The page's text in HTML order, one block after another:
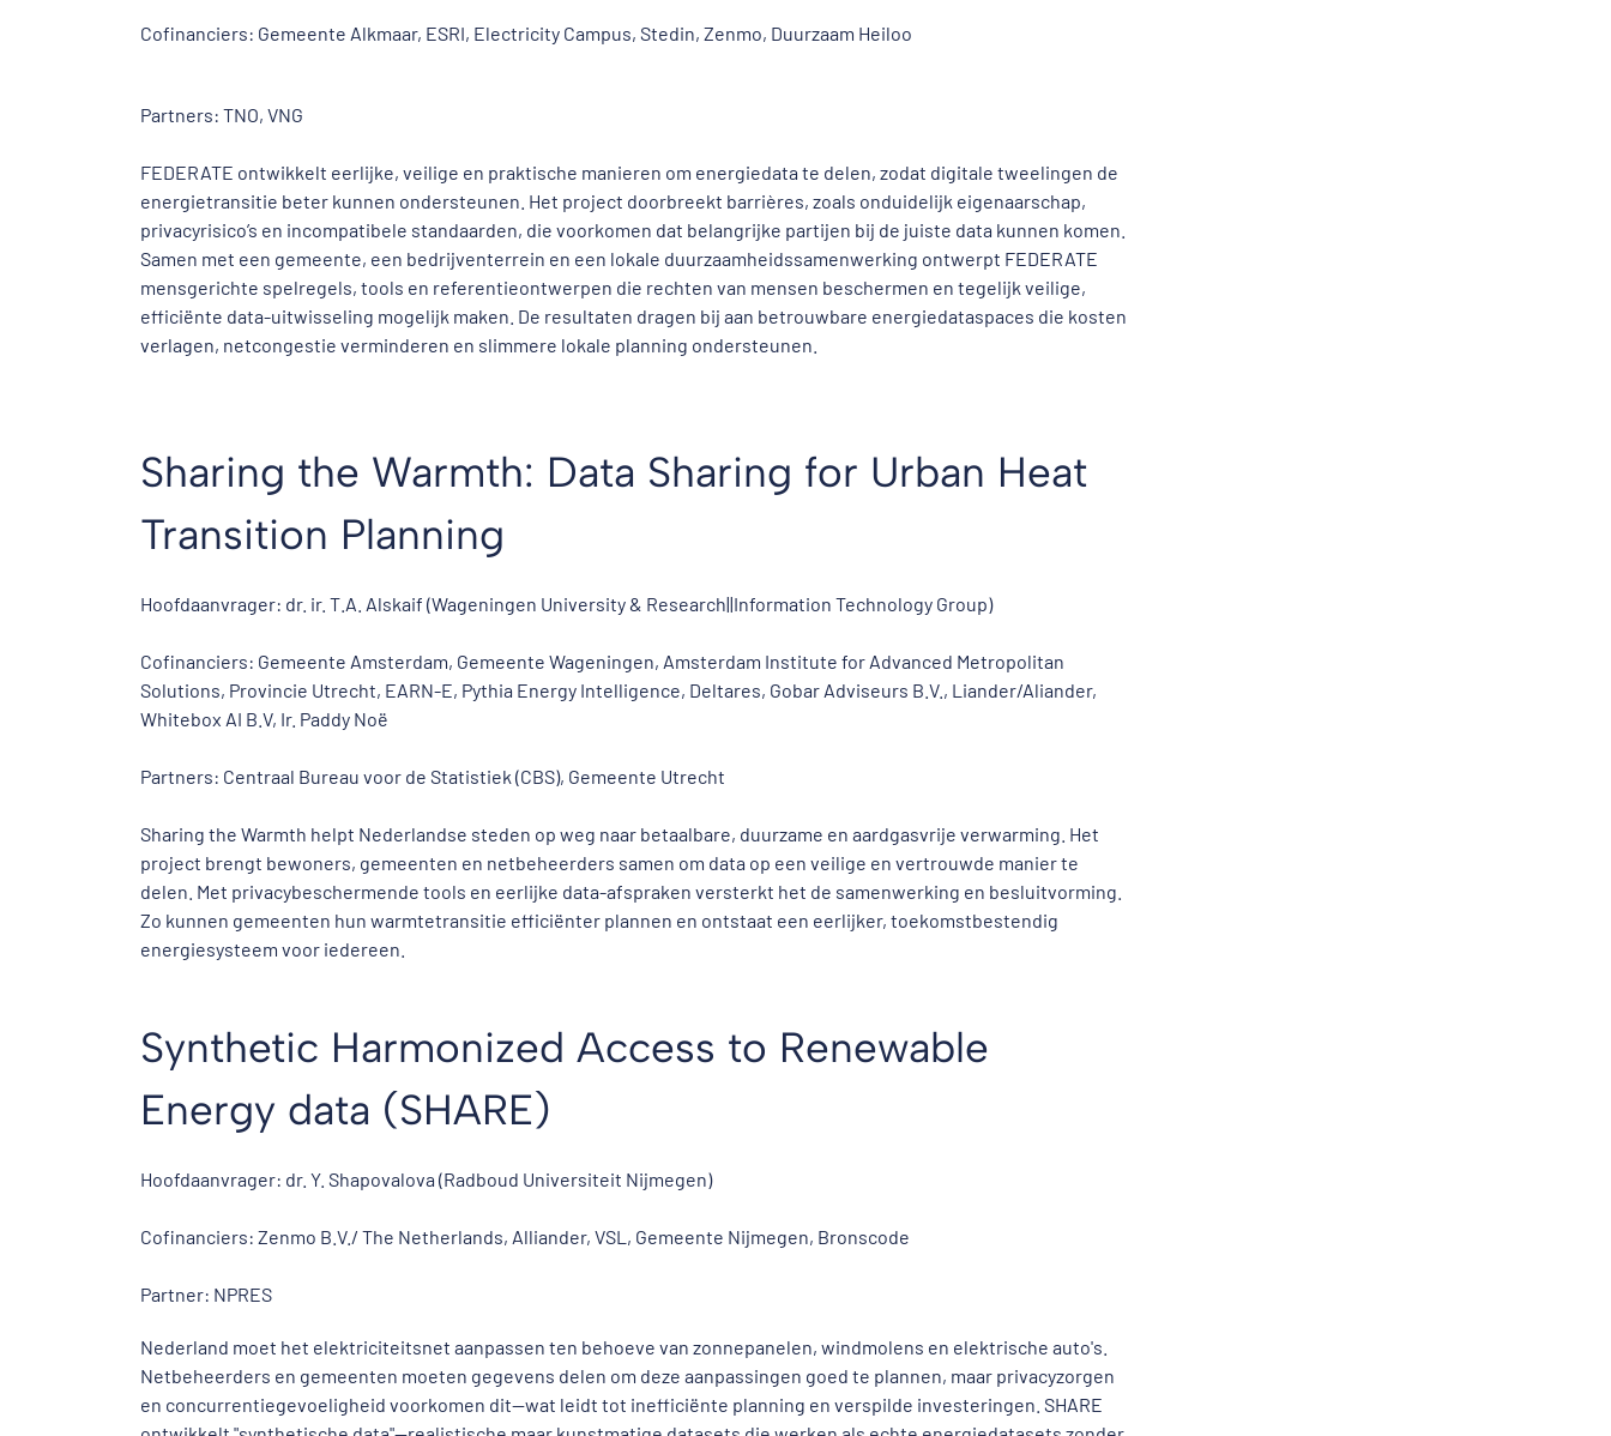
Cofinanciers: Gemeente Alkmaar, ESRI, Electricity Campus, Stedin, Zenmo, Duurzaam Heiloo
Partners: TNO, VNG
FEDERATE ontwikkelt eerlijke, veilige en praktische manieren om energiedata te delen, zodat digitale tweelingen de
energietransitie beter kunnen ondersteunen. Het project doorbreekt barrières, zoals onduidelijk eigenaarschap,
privacyrisico’s en incompatibele standaarden, die voorkomen dat belangrijke partijen bij de juiste data kunnen komen.
Samen met een gemeente, een bedrijventerrein en een lokale duurzaamheidssamenwerking ontwerpt FEDERATE
mensgerichte spelregels, tools en referentieontwerpen die rechten van mensen beschermen en tegelijk veilige,
efficiënte data-uitwisseling mogelijk maken. De resultaten dragen bij aan betrouwbare energiedataspaces die kosten
verlagen, netcongestie verminderen en slimmere lokale planning ondersteunen.
Sharing the Warmth: Data Sharing for Urban Heat
Transition Planning
Hoofdaanvrager: dr. ir. T.A. Alskaif (Wageningen University & Research||Information Technology Group)
Cofinanciers: Gemeente Amsterdam, Gemeente Wageningen, Amsterdam Institute for Advanced Metropolitan
Solutions, Provincie Utrecht, EARN-E, Pythia Energy Intelligence, Deltares, Gobar Adviseurs B.V., Liander/Aliander,
Whitebox AI B.V, Ir. Paddy Noë
Partners: Centraal Bureau voor de Statistiek (CBS), Gemeente Utrecht
Sharing the Warmth helpt Nederlandse steden op weg naar betaalbare, duurzame en aardgasvrije verwarming. Het
project brengt bewoners, gemeenten en netbeheerders samen om data op een veilige en vertrouwde manier te
delen. Met privacybeschermende tools en eerlijke data-afspraken versterkt het de samenwerking en besluitvorming.
Zo kunnen gemeenten hun warmtetransitie efficiënter plannen en ontstaat een eerlijker, toekomstbestendig
energiesysteem voor iedereen.
Synthetic Harmonized Access to Renewable
Energy data (SHARE)
Hoofdaanvrager: dr. Y. Shapovalova (Radboud Universiteit Nijmegen)
Cofinanciers: Zenmo B.V./ The Netherlands, Alliander, VSL, Gemeente Nijmegen, Bronscode
Partner: NPRES
Nederland moet het elektriciteitsnet aanpassen ten behoeve van zonnepanelen, windmolens en elektrische auto's.
Netbeheerders en gemeenten moeten gegevens delen om deze aanpassingen goed te plannen, maar privacyzorgen
en concurrentiegevoeligheid voorkomen dit—wat leidt tot inefficiënte planning en verspilde investeringen. SHARE